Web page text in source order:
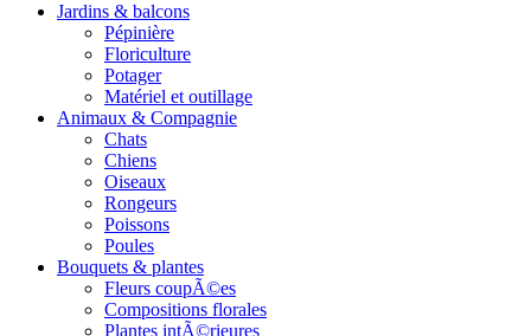
Jardins & balcons
Pépinière
Floriculture
Potager
Matériel et outillage
Animaux & Compagnie
Chats
Chiens
Oiseaux
Rongeurs
Poissons
Poules
Bouquets & plantes
Fleurs coupÃ©es
Compositions florales
Plantes intÃ©rieures